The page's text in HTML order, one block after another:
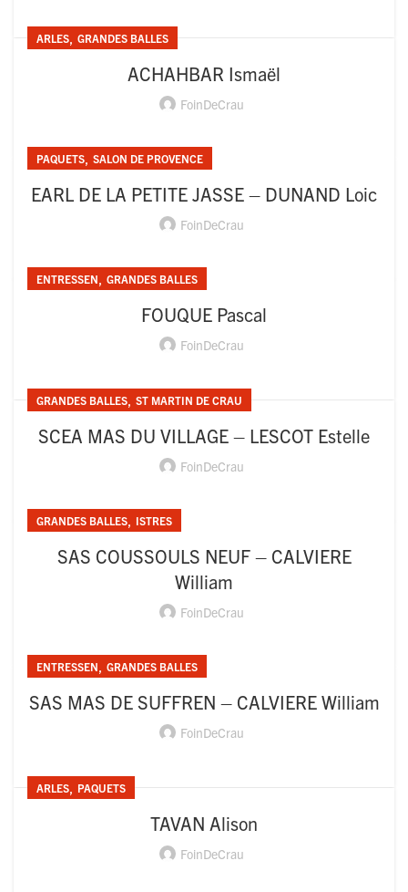
ARLES, GRANDES BALLES
ACHAHBAR Ismaël
FoinDeCrau
PAQUETS, SALON DE PROVENCE
EARL DE LA PETITE JASSE – DUNAND Loic
FoinDeCrau
ENTRESSEN, GRANDES BALLES
FOUQUE Pascal
FoinDeCrau
GRANDES BALLES, ST MARTIN DE CRAU
SCEA MAS DU VILLAGE – LESCOT Estelle
FoinDeCrau
GRANDES BALLES, ISTRES
SAS COUSSOULS NEUF – CALVIERE
William
FoinDeCrau
ENTRESSEN, GRANDES BALLES
SAS MAS DE SUFFREN – CALVIERE William
FoinDeCrau
ARLES, PAQUETS
TAVAN Alison
FoinDeCrau